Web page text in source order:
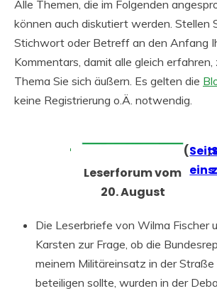
Alle Themen, die im Folgenden
können auch diskutiert werden. Stellen
Stichwort oder Betreff an den Anfang
Kommentars, damit alle gleich
Thema Sie sich äußern. Es gelten die
keine Registrierung o.Ä. notwendig.
Leserforum vom
20. August
(
eins
,
Die Leserbriefe von Wilma Fischer
Karsten zur Frage, ob die
meinem Militäreinsatz in der Straße
beteiligen sollte, wurden in der